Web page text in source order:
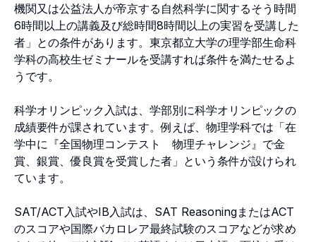
機関又は公益法人が帝京する自然科学に関するそう時間
6時間以上の講義及び総時間8時間以上の実習を受講した
者」との条件があります。東京都立大学の理学部生命科
学科の高校生ゼミナールを受講すれば条件を満たせるよ
うです。
科学オリンピック入試は、学部別に科学オリンピックの
成績要件が課されています。例えば、物理学科では「在
学中に『全国物理コンテスト 物理チャレンジ』で金
賞、銀賞、優良賞を受賞した者」という条件が設けられ
ています。
SAT/ACT入試やIB入試は、SAT ReasoningまたはACT
のスコアや国際バカロレア最終試験のスコアなどが求め